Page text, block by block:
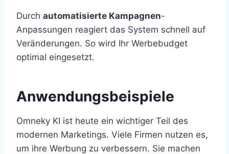
Durch automatisierte Kampagnen-
Anpassungen reagiert das System schnell auf
Veränderungen. So wird Ihr Werbebudget
optimal eingesetzt.
Anwendungsbeispiele
Omneky KI ist heute ein wichtiger Teil des
modernen Marketings. Viele Firmen nutzen es,
um ihre Werbung zu verbessern. Sie machen